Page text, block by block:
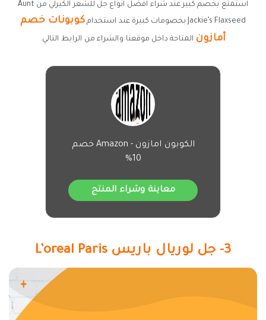
استمتع بخصم كبير عند شراء افضل انواع جل للشعر الكيرلي من Aunt
Jackie’s Flaxseed بخصومات كبيرة عند استخدام
كوبونات خصم
أمازون المتاحة داخل موقعنا والشراء من الرابط التالي.
الكوبون امازون - Amazon خصم
10%
معاينة وشراء المنتج
3- جل لوريال باريس L’oreal Paris